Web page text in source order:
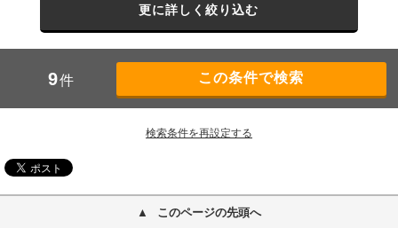
更に詳しく絞り込む
9件
検索条件を再設定する
このページの先頭へ